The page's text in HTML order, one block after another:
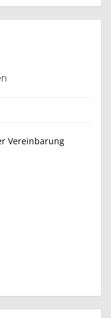
Vereinbarung